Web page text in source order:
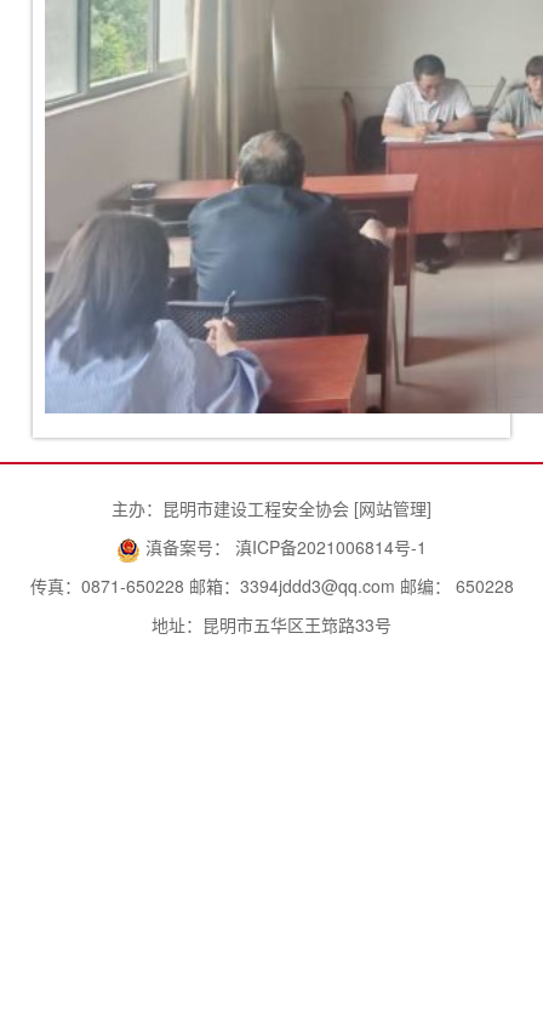
主办：昆明市建设工程安全协会 [网站管理]
滇备案号： 滇ICP备2021006814号-1
传真：0871-650228 邮箱：3394jddd3@qq.com 邮编： 650228
地址：昆明市五华区王筇路33号